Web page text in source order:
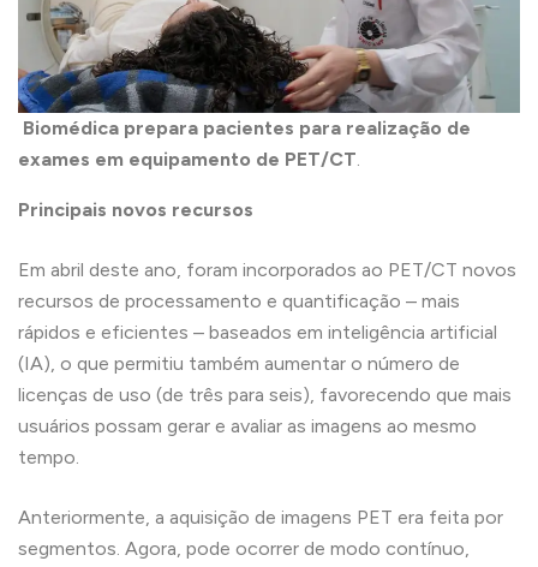
Biomédica prepara pacientes para realização de
exames em equipamento de PET/CT.
Principais novos recursos
Em abril deste ano, foram incorporados ao PET/CT novos
recursos de processamento e quantificação – mais
rápidos e eficientes – baseados em inteligência artificial
(IA), o que permitiu também aumentar o número de
licenças de uso (de três para seis), favorecendo que mais
usuários possam gerar e avaliar as imagens ao mesmo
tempo.
Anteriormente, a aquisição de imagens PET era feita por
segmentos. Agora, pode ocorrer de modo contínuo,